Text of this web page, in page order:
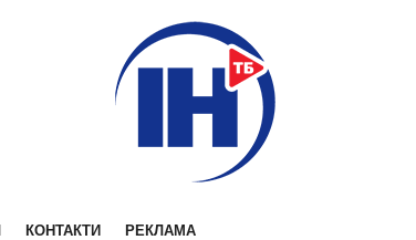
КОНТАКТИ РЕКЛАМА